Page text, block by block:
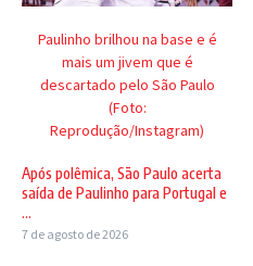
Paulinho brilhou na base e é
mais um jivem que é
descartado pelo São Paulo
(Foto:
Reprodução/Instagram)
Após polêmica, São Paulo acerta
saída de Paulinho para Portugal e
...
7 de agosto de 2026